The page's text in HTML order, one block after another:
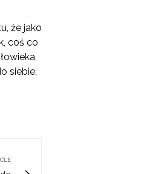
że jako
coś co
siebie.